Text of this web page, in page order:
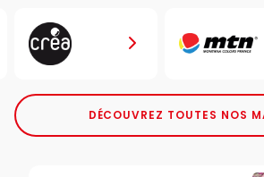
DÉCOUVREZ TOUTES NOS